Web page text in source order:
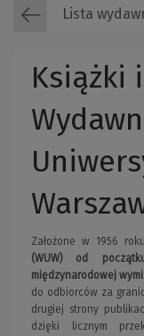
Lista
Książki
Założone w 1956
(WUW)
od
międzynarodowej
do odbiorców za
drugiej strony
dzięki licznym